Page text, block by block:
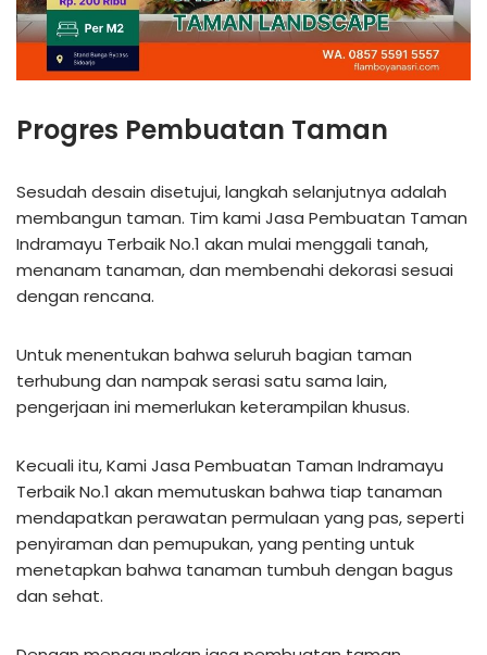
Progres Pembuatan Taman
Sesudah desain disetujui, langkah selanjutnya adalah
membangun taman. Tim kami Jasa Pembuatan Taman
Indramayu Terbaik No.1 akan mulai menggali tanah,
menanam tanaman, dan membenahi dekorasi sesuai
dengan rencana.
Untuk menentukan bahwa seluruh bagian taman
terhubung dan nampak serasi satu sama lain,
pengerjaan ini memerlukan keterampilan khusus.
Kecuali itu, Kami Jasa Pembuatan Taman Indramayu
Terbaik No.1 akan memutuskan bahwa tiap tanaman
mendapatkan perawatan permulaan yang pas, seperti
penyiraman dan pemupukan, yang penting untuk
menetapkan bahwa tanaman tumbuh dengan bagus
dan sehat.